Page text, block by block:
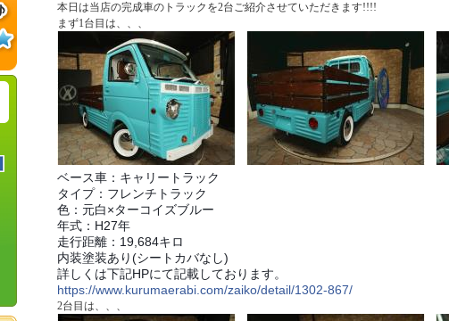
本日は当店の完成車のトラックを2台ご紹介させていただきます!!!!
まず1台目は、、、
ベース車：キャリートラック
タイプ：フレンチトラック
色：元白×ターコイズブルー
年式：H27年
走行距離：19,684キロ
内装塗装あり(シートカバなし)
詳しくは下記HPにて記載しております。
https://www.kurumaerabi.com/zaiko/detail/1302-867/
2台目は、、、